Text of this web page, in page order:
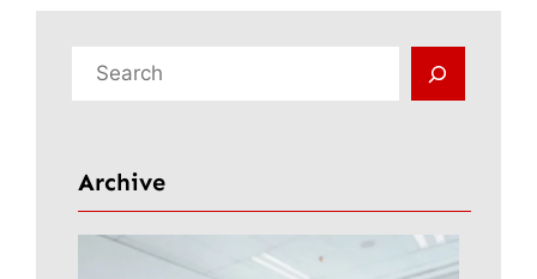
a
Archive